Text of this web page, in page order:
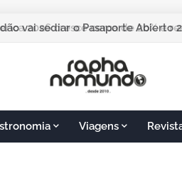
2026 cresce cerca de 20% e
Viagens